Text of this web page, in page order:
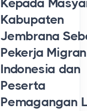
Kepada
Kabupaten
Jembrana
Pekerja Migran
Indonesia dan
Peserta
Pemagangan